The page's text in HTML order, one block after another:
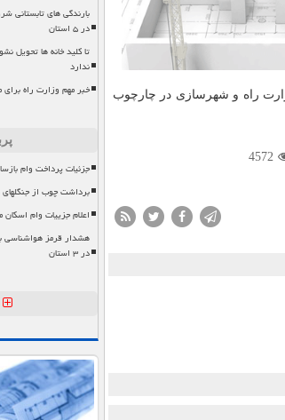
راه و شهرسازی در چارچوب
4572
بارندگی های تابستانی
در ۵ استان
تا کلید خانه ها تحویل
ندارد
خبر مهم وزارت راه برای
جزئیات پرداخت وام
برداشت چوب از جنگلهای
اعلام جزییات وام
در ۳ استان